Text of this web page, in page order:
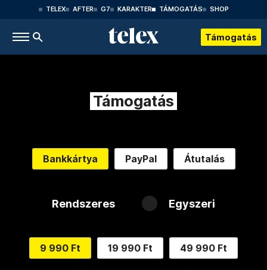
TELEX AFTER G7 KARAKTER TÁMOGATÁS SHOP
Támogatás
Támogatás
Bankkártya PayPal Átutalás
Rendszeres Egyszeri
9 990 Ft 19 990 Ft 49 990 Ft